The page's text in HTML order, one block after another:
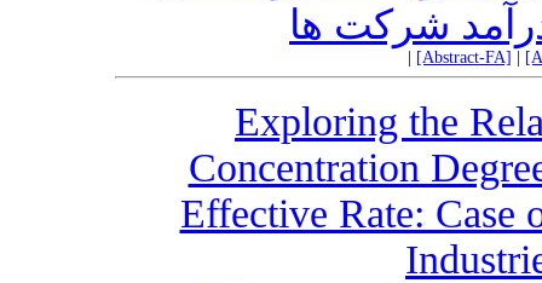
درآمد شرکت ها
[Abstract-FA]
Exploring the
Concentration
Effective Rate: Case